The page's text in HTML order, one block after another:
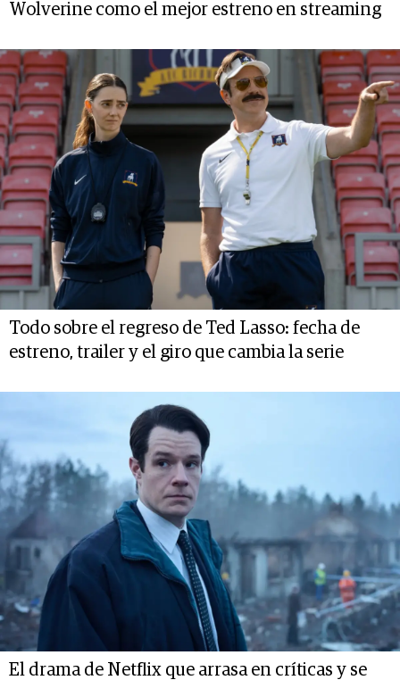
Wolverine como el mejor estreno en streaming
Todo sobre el regreso de Ted Lasso: fecha de
estreno, trailer y el giro que cambia la serie
El drama de Netflix que arrasa en críticas y se